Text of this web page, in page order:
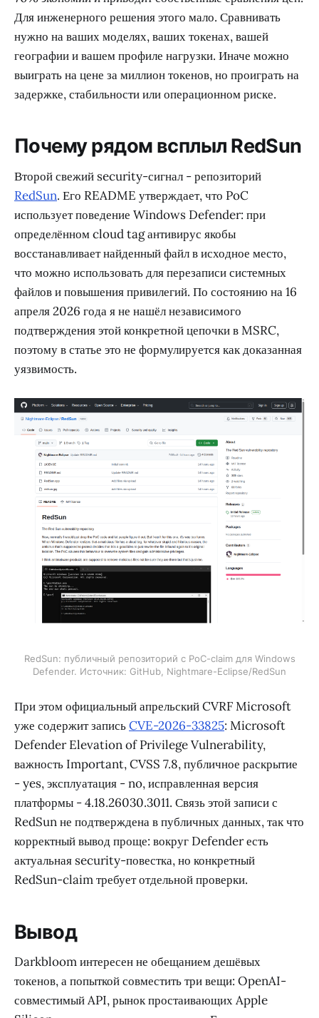
Для инженерного решения этого мало. Сравнивать
нужно на ваших моделях, ваших токенах, вашей
географии и вашем профиле нагрузки. Иначе можно
выиграть на цене за миллион токенов, но проиграть на
задержке, стабильности или операционном риске.
Почему рядом всплыл RedSun
Второй свежий security-сигнал - репозиторий
RedSun. Его README утверждает, что PoC
использует поведение Windows Defender: при
определённом cloud tag антивирус якобы
восстанавливает найденный файл в исходное место,
что можно использовать для перезаписи системных
файлов и повышения привилегий. По состоянию на 16
апреля 2026 года я не нашёл независимого
подтверждения этой конкретной цепочки в MSRC,
поэтому в статье это не формулируется как доказанная
уязвимость.
RedSun: публичный репозиторий с PoC-claim для Windows
Defender. Источник: GitHub, Nightmare-Eclipse/RedSun
При этом официальный апрельский CVRF Microsoft
уже содержит записьCVE-2026-33825: Microsoft
Defender Elevation of Privilege Vulnerability,
важность Important, CVSS 7.8, публичное раскрытие
- yes, эксплуатация - no, исправленная версия
платформы - 4.18.26030.3011. Связь этой записи с
RedSun не подтверждена в публичных данных, так что
корректный вывод проще: вокруг Defender есть
актуальная security-повестка, но конкретный
RedSun-claim требует отдельной проверки.
Вывод
Darkbloom интересен не обещанием дешёвых
токенов, а попыткой совместить три вещи: OpenAI-
совместимый API, рынок простаивающих Apple